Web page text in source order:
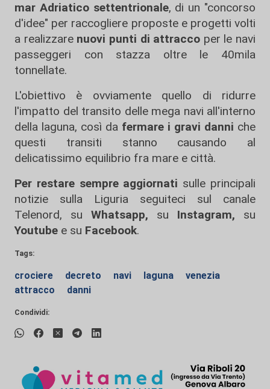
mar Adriatico settentrionale, di un "concorso
d'idee" per raccogliere proposte e progetti volti
a realizzare nuovi punti di attracco per le navi
passeggeri con stazza oltre le 40mila
tonnellate.
L'obiettivo è ovviamente quello di ridurre
l'impatto del transito delle mega navi all'interno
della laguna, così da fermare i gravi danni che
questi transiti stanno causando al
delicatissimo equilibrio fra mare e città.
Per restare sempre aggiornati sulle principali
notizie sulla Liguria seguiteci sul canale
Telenord, su
Whatsapp, su Instagram, su
Youtube e su Facebook.
Tags:
crociere decreto navi laguna
venezia
attracco
danni
Condividi: